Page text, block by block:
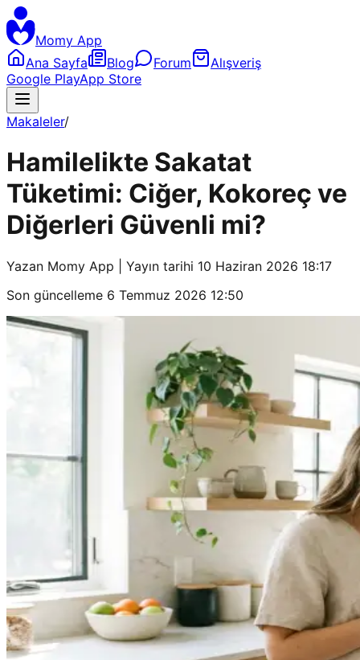
Momy App
Ana Sayfa
Blog Forum
Alışveriş
Google PlayApp Store
Makaleler/
Hamilelikte Sakatat
Tüketimi: Ciğer, Kokoreç ve
Diğerleri Güvenli mi?
Yazan Momy App | Yayın tarihi 10 Haziran 2026 18:17
Son güncelleme 6 Temmuz 2026 12:50